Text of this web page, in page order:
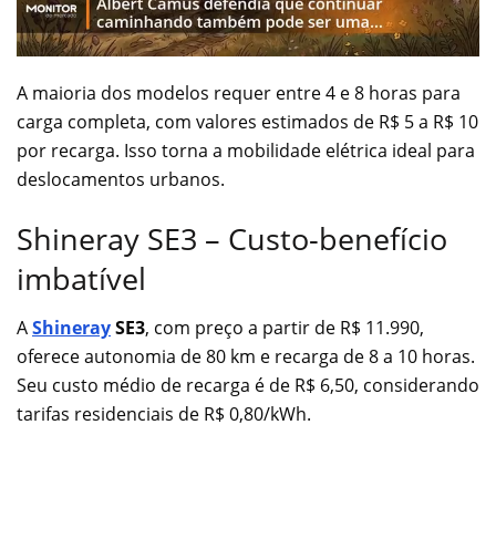
A maioria dos modelos requer entre 4 e 8 horas para
carga completa, com valores estimados de R$ 5 a R$ 10
por recarga. Isso torna a mobilidade elétrica ideal para
deslocamentos urbanos.
Shineray SE3 – Custo-benefício
imbatível
AShineraySE3, com preço a partir de R$ 11.990,
oferece autonomia de 80 km e recarga de 8 a 10 horas.
Seu custo médio de recarga é de R$ 6,50, considerando
tarifas residenciais de R$ 0,80/kWh.